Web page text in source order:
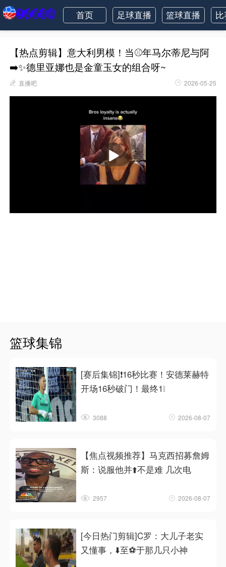
首页 足球直播 篮球直播
【热点剪辑】意大利男模！当⚾年马尔蒂尼与阿
➡️✨德里亚娜也是金童玉女的组合呀~
直播吧 2026-05-25
篮球集锦
[赛后集锦]❗16秒比赛！安德莱赫特
开场16秒破门！最终1❕
3088 2026-08-07
【焦点视频推荐】马克西招募詹姆
斯：说服他并⬆️不是难 几次电
2957 2026-08-07
[今日热门剪辑]C罗：大儿子老实
又懂事，⬇️至⚽于那几只小神